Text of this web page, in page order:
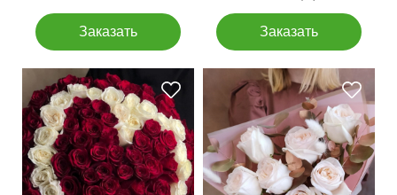
I love you
С позолоченным
эвкалиптом